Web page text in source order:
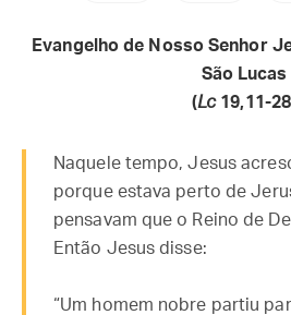
Evangelho de Nosso Senhor
São Lucas
(Lc19,11-
Naquele tempo, Jesus
porque estava perto de
pensavam que o Reino de
Então Jesus disse:
“Um homem nobre partiu